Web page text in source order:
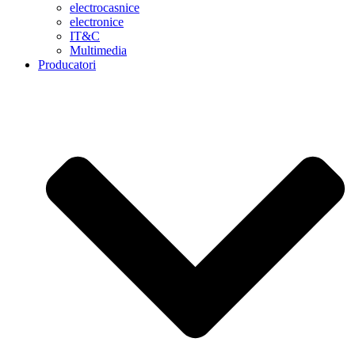
electrocasnice
electronice
IT&C
Multimedia
Producatori